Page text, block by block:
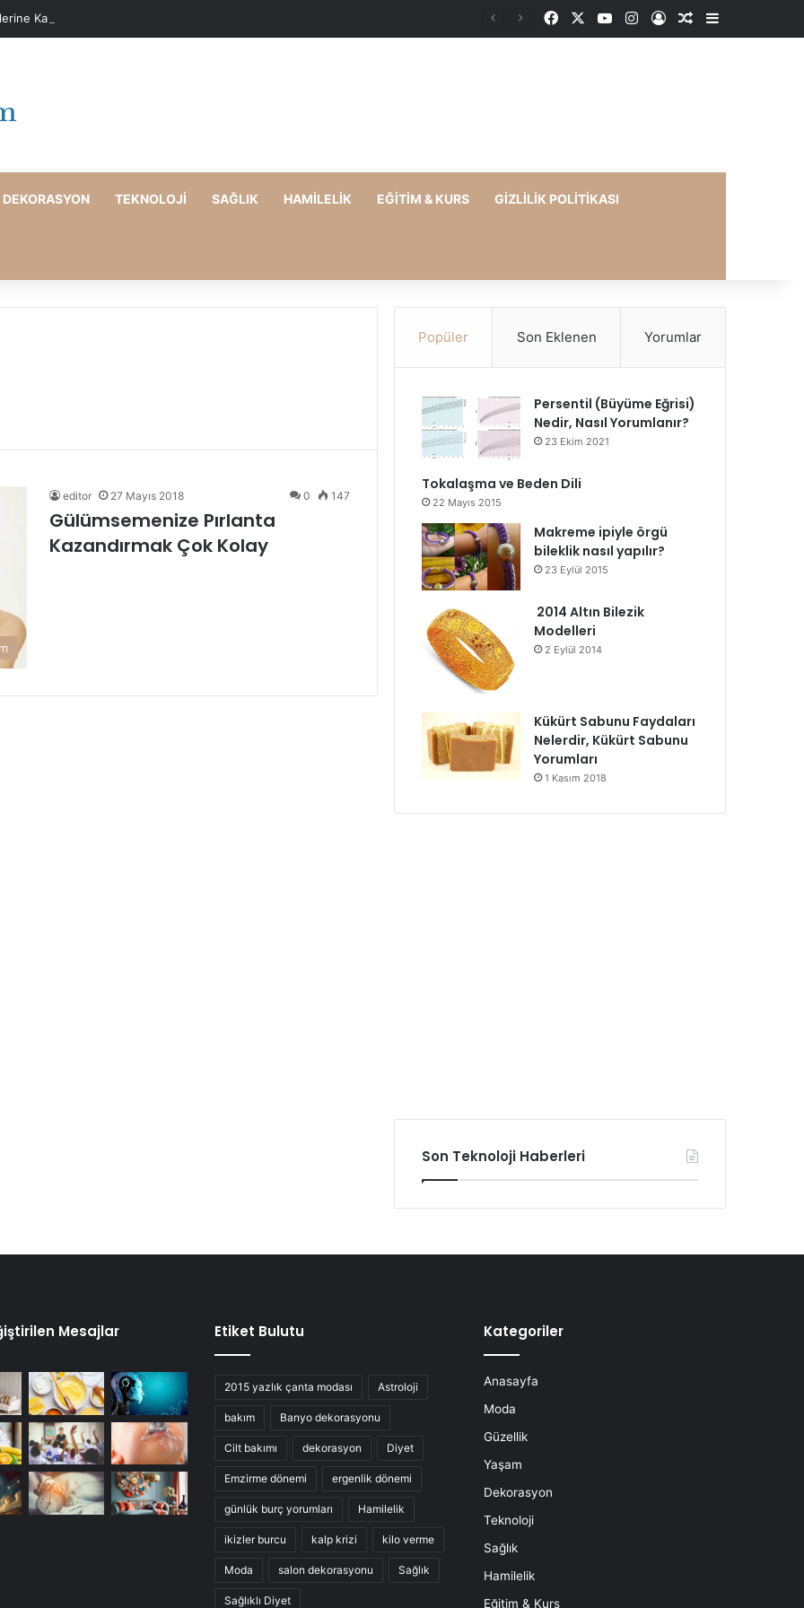
Karşı Evde Maske Önerileri FacebookYouTubeInstagram
Kayıt OlRastgele Makale
Kenar
DEKORASYON TEKNOLOJI SAĞLIK HAMILELIK EĞITIM & KURS GIZLILIK POLITIKASI
editor 27 Mayıs 2018 0 147
Gülümsemenize Pırlanta
Kazandırmak Çok Kolay
Popüler Son Eklenen Yorumlar
Persentil (Büyüme Eğrisi)
Nedir, Nasıl Yorumlanır?
23 Ekim 2021
Tokalaşma ve Beden Dili
22 Mayıs 2015
Makreme ipiyle örgü
bileklik nasıl yapılır?
23 Eylül 2015
2014 Altın Bilezik
Modelleri
2 Eylül 2014
Kükürt Sabunu Faydaları
Nelerdir, Kükürt Sabunu
Yorumları
1 Kasım 2018
Son Teknoloji Haberleri
Mesajlar Etiket Bulutu
2015 yazlık çanta modası Astroloji
bakım Banyo dekorasyonu
Cilt bakımı dekorasyon Diyet
Emzirme dönemi ergenlik dönemi
günlük burç yorumları Hamilelik
ikizler burcu kalp krizi kilo verme
Moda salon dekorasyonu Sağlık
Sağlıklı Diyet
Kategoriler
Anasayfa
Moda
Güzellik
Yaşam
Dekorasyon
Teknoloji
Sağlık
Hamilelik
Eğitim & Kurs